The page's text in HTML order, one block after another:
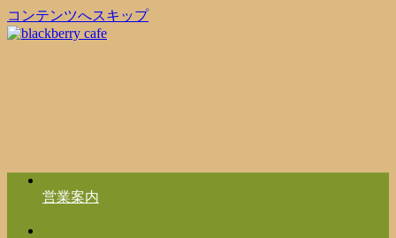
コンテンツへスキップ
営業案内